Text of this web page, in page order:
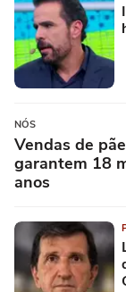
NÓS
Vendas de
garantem 18
anos